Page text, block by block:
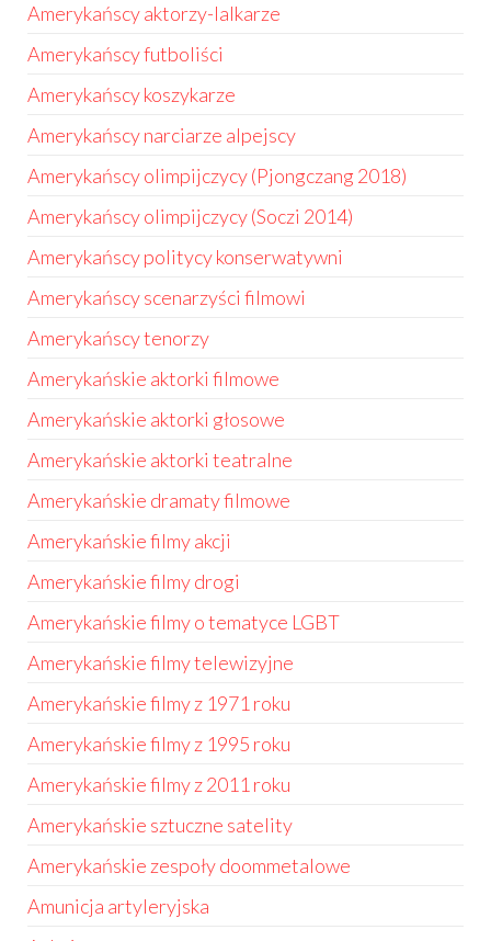
Amerykańscy aktorzy-lalkarze
Amerykańscy futboliści
Amerykańscy koszykarze
Amerykańscy narciarze alpejscy
Amerykańscy olimpijczycy (Pjongczang 2018)
Amerykańscy olimpijczycy (Soczi 2014)
Amerykańscy politycy konserwatywni
Amerykańscy scenarzyści filmowi
Amerykańscy tenorzy
Amerykańskie aktorki filmowe
Amerykańskie aktorki głosowe
Amerykańskie aktorki teatralne
Amerykańskie dramaty filmowe
Amerykańskie filmy akcji
Amerykańskie filmy drogi
Amerykańskie filmy o tematyce LGBT
Amerykańskie filmy telewizyjne
Amerykańskie filmy z 1971 roku
Amerykańskie filmy z 1995 roku
Amerykańskie filmy z 2011 roku
Amerykańskie sztuczne satelity
Amerykańskie zespoły doommetalowe
Amunicja artyleryjska